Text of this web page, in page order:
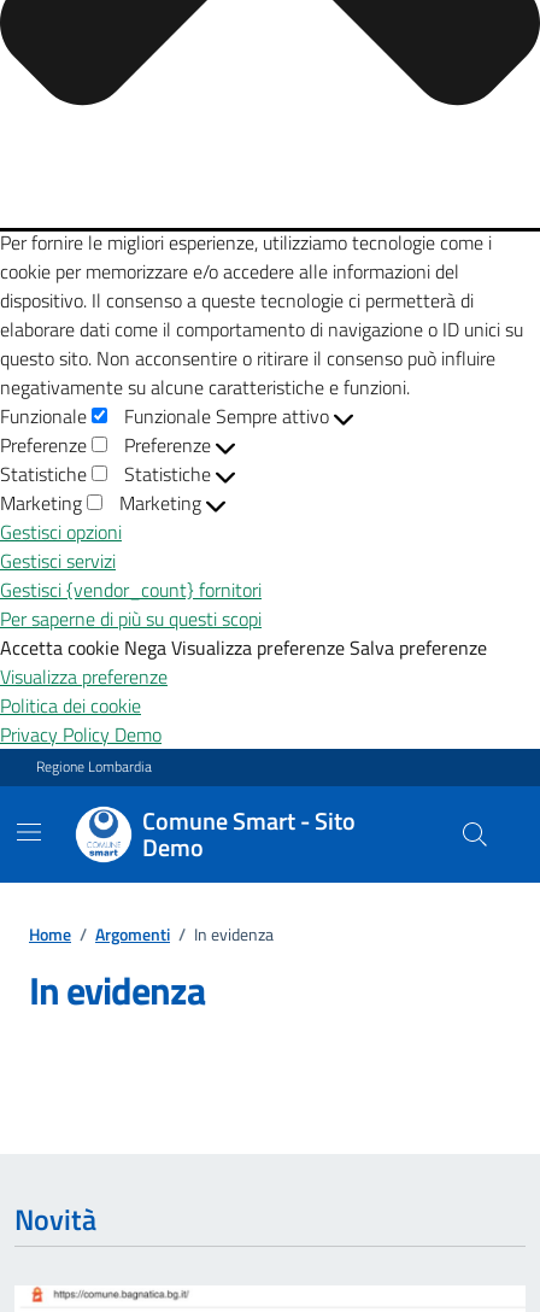
Per fornire le migliori esperienze, utilizziamo tecnologie come i
cookie per memorizzare e/o accedere alle informazioni del
dispositivo. Il consenso a queste tecnologie ci permetterà di
elaborare dati come il comportamento di navigazione o ID unici su
questo sito. Non acconsentire o ritirare il consenso può influire
negativamente su alcune caratteristiche e funzioni.
Funzionale
FunzionaleSempre attivo
Preferenze
Preferenze
Statistiche
Statistiche
Marketing
Marketing
Gestisci opzioni
Gestisci servizi
Gestisci {vendor_count} fornitori
Per saperne di più su questi scopi
Accetta cookie NegaVisualizza preferenzeSalva preferenze
Visualizza preferenze
Politica dei cookie
Privacy Policy Demo
Vai ai contenuti
Vai al footer
Regione Lombardia
Comune Smart - Sito
Demo
Home / Argomenti / In evidenza
In evidenza
Novità